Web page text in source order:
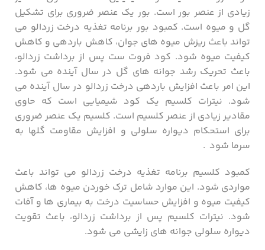
زیادی از عنصر بور است. بور یک عنصر ضروری برای تشکیل
گل و میوه است. کمبود بور برنامه تغذیه درخت زردالو می
‌تواند باعث ریزش میوه‌ های جوان، کاهش باردهی و کاهش
کیفیت میوه شود. کود فروت ست پس از برداشت زردالو،
باعث تحریک رشد جوانه‌ های گل در سال آینده می ‌شود.
این امر باعث افزایش باردهی درخت زردالو در سال آینده می
‌شود. نیترات کلسیم یک کود شیمیایی است که حاوی
مقادیر زیادی از عنصر کلسیم است. کلسیم یک عنصر ضروری
برای استحکام دیواره سلولی و افزایش مقاومت گلها به
سرما شود .
کمبود کلسیم برنامه تغذیه درخت زردالو می ‌تواند باعث
مواردی شود. این موارد شامل ترک خوردن میوه‌ ها، کاهش
کیفیت میوه‌ و افزایش حساسیت درخت به بیماری‌ ها و آفات
شود. نیترات کلسیم پس از برداشت زردالو، باعث تقویت
دیواره سلولی جوانه های زایشی می‌ شود.